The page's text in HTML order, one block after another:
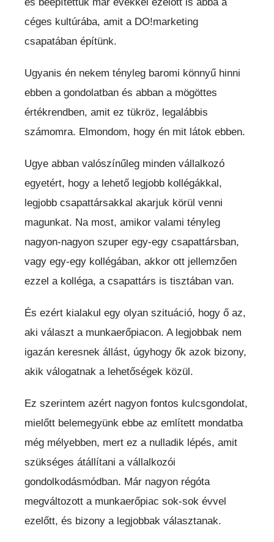
és beépítettük már évekkel ezelőtt is abba a
céges kultúrába, amit a DO!marketing
csapatában építünk.
Ugyanis én nekem tényleg baromi könnyű hinni
ebben a gondolatban és abban a mögöttes
értékrendben, amit ez tükröz, legalábbis
számomra. Elmondom, hogy én mit látok ebben.
Ugye abban valószínűleg minden vállalkozó
egyetért, hogy a lehető legjobb kollégákkal,
legjobb csapattársakkal akarjuk körül venni
magunkat. Na most, amikor valami tényleg
nagyon-nagyon szuper egy-egy csapattársban,
vagy egy-egy kollégában, akkor ott jellemzően
ezzel a kolléga, a csapattárs is tisztában van.
És ezért kialakul egy olyan szituáció, hogy ő az,
aki választ a munkaerőpiacon. A legjobbak nem
igazán keresnek állást, úgyhogy ők azok bizony,
akik válogatnak a lehetőségek közül.
Ez szerintem azért nagyon fontos kulcsgondolat,
mielőtt belemegyünk ebbe az említett mondatba
még mélyebben, mert ez a nulladik lépés, amit
szükséges átállítani a vállalkozói
gondolkodásmódban. Már nagyon régóta
megváltozott a munkaerőpiac sok-sok évvel
ezelőtt, és bizony a legjobbak választanak.